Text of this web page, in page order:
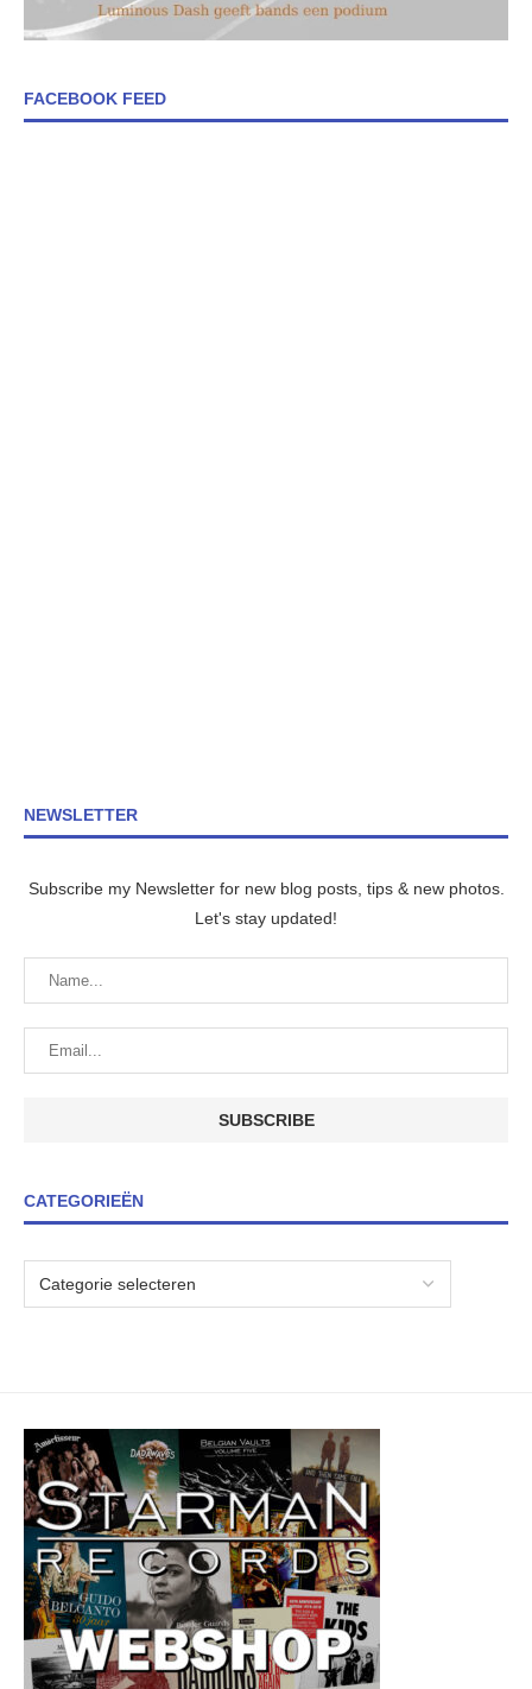
FACEBOOK FEED
NEWSLETTER
Subscribe my Newsletter for new blog posts, tips & new photos.
Let's stay updated!
CATEGORIEËN